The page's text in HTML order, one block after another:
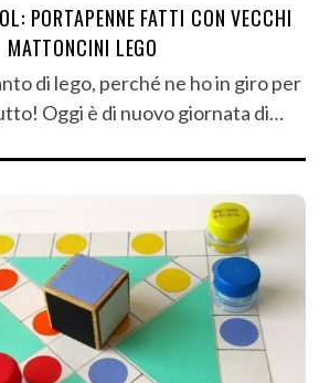
PORTAPENNE FATTI CON VECCHI
MATTONCINI LEGO
di lego, perché ne ho in giro per
Oggi è di nuovo giornata di…